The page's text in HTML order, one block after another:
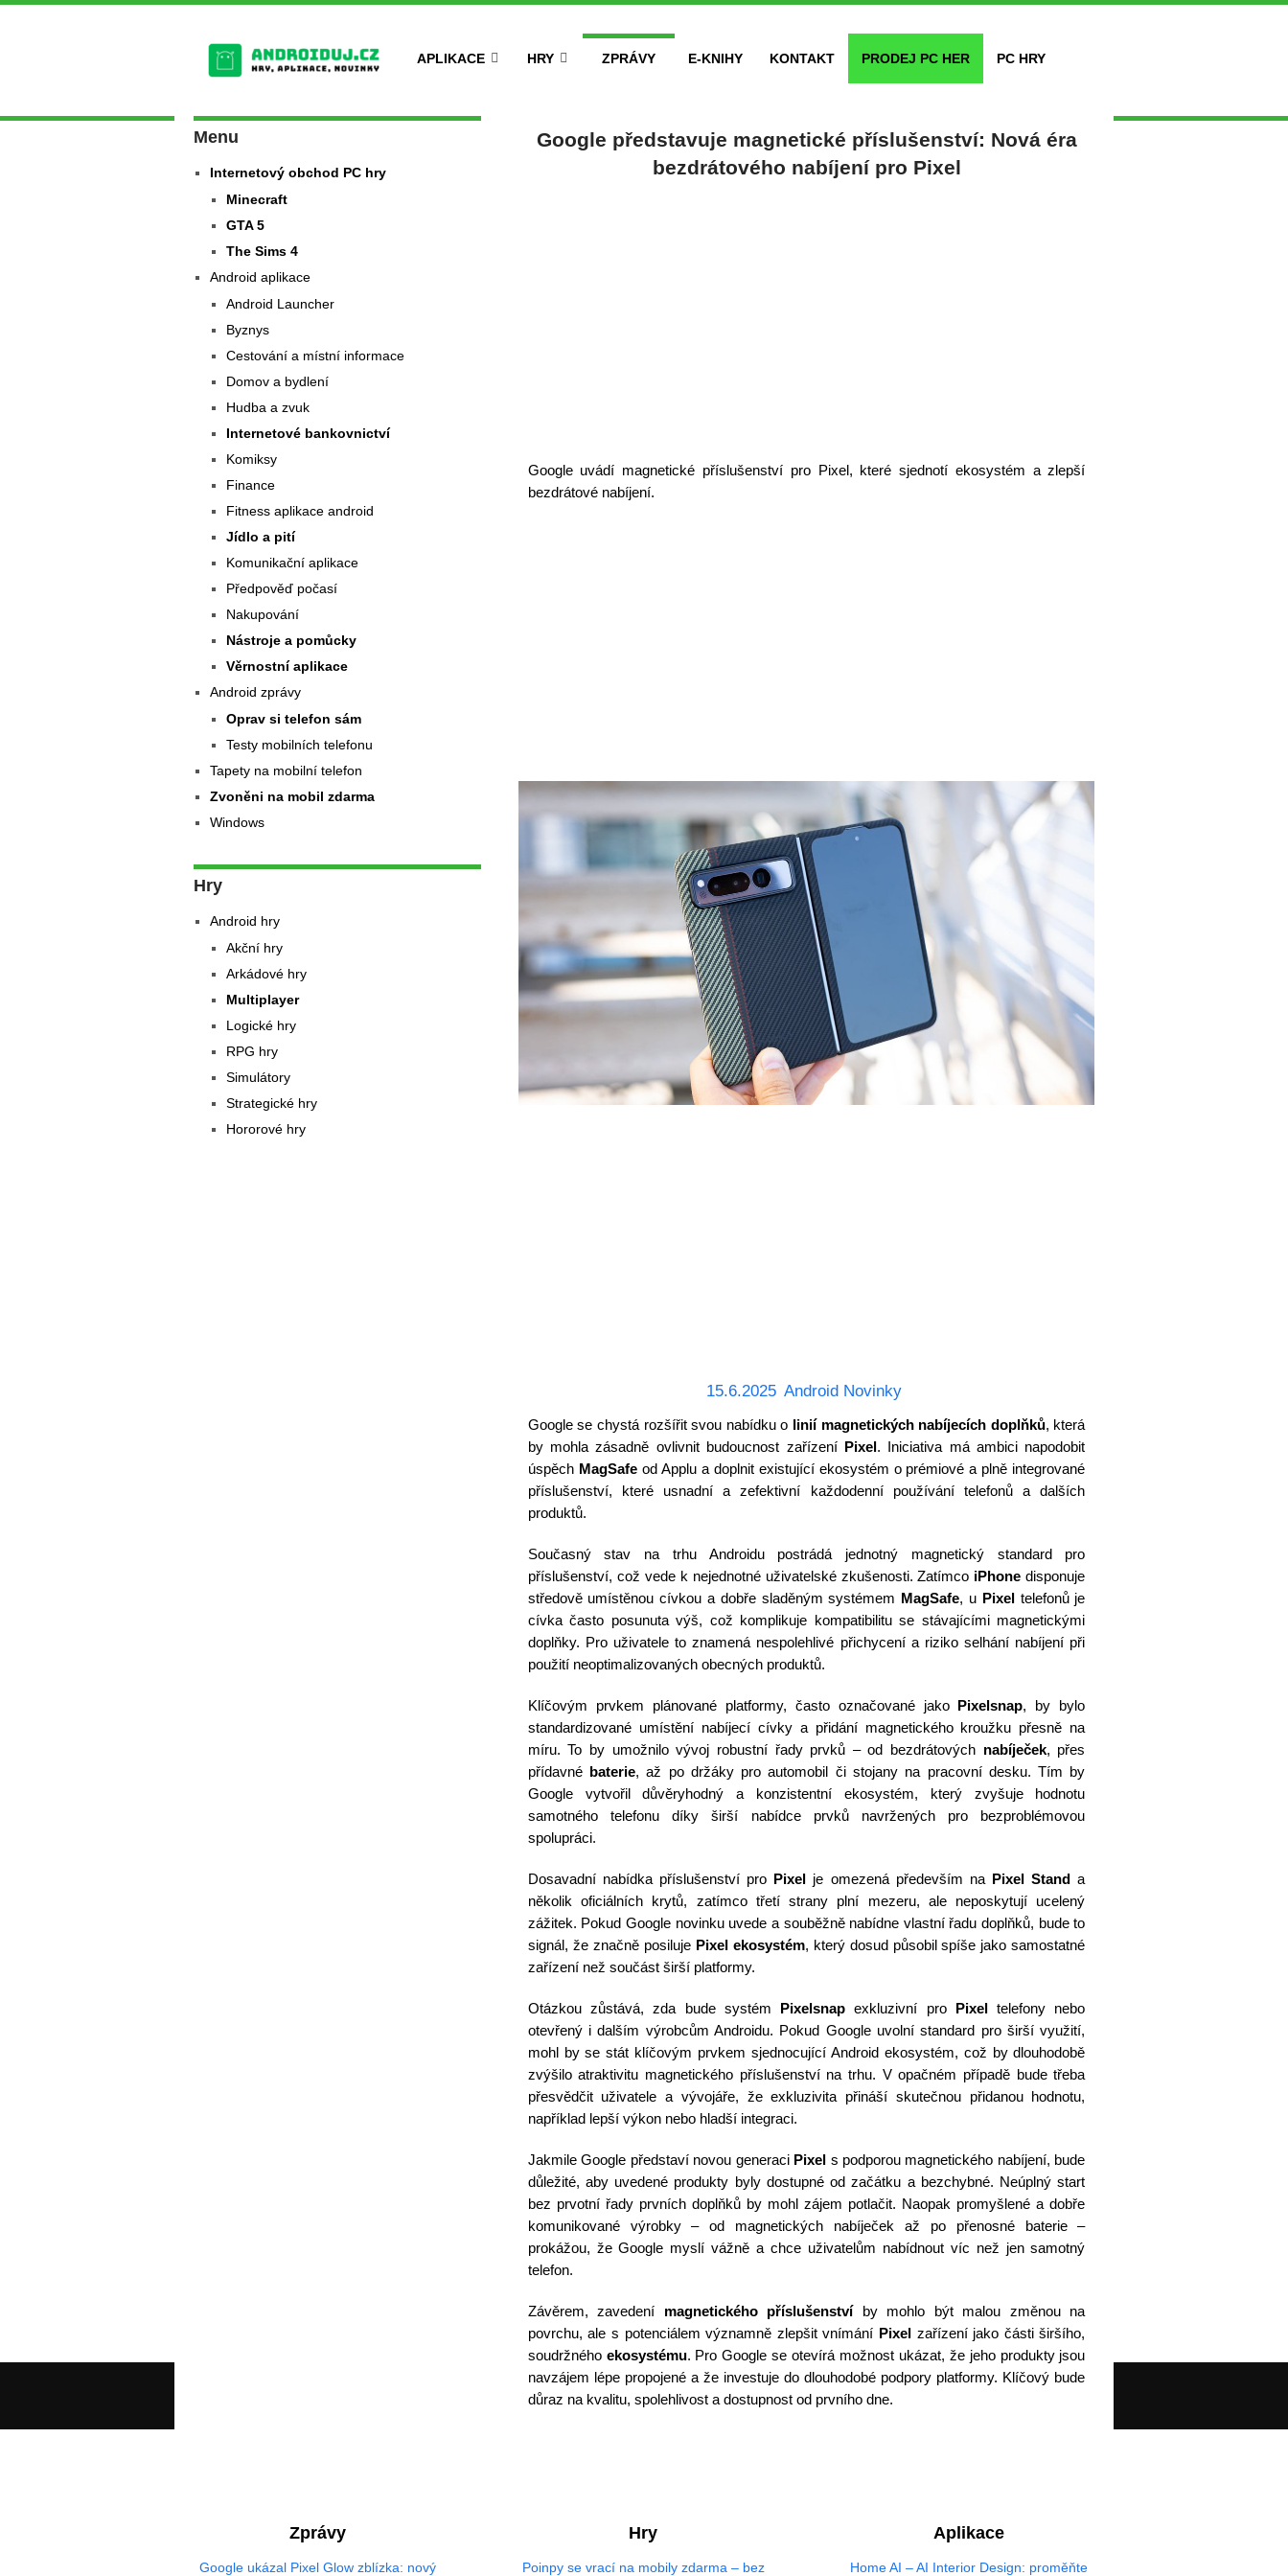
APLIKACE HRY ZPRÁVY E-KNIHY KONTAKT PRODEJ PC HER PC HRY
Google představuje magnetické příslušenství: Nová éra
bezdrátového nabíjení pro Pixel
Google uvádí magnetické příslušenství pro Pixel, které sjednotí ekosystém a zlepší
bezdrátové nabíjení.
15.6.2025 Android Novinky
Google se chystá rozšířit svou nabídku o linií magnetických nabíjecích doplňků, která
by mohla zásadně ovlivnit budoucnost zařízení Pixel. Iniciativa má ambici napodobit
úspěch MagSafeod Applu a doplnit existující ekosystém o prémiové a plně integrované
příslušenství, které usnadní a zefektivní každodenní používání telefonů a dalších
produktů.
Současný stav na trhu Androidu postrádá jednotný magnetický standard pro
příslušenství, což vede k nejednotné uživatelské zkušenosti. Zatímco iPhone disponuje
středově umístěnou cívkou a dobře sladěným systémem MagSafe, u Pixeltelefonů je
cívka často posunuta výš, což komplikuje kompatibilitu se stávajícími magnetickými
doplňky. Pro uživatele to znamená nespolehlivé přichycení a riziko selhání nabíjení při
použití neoptimalizovaných obecných produktů.
Klíčovým prvkem plánované platformy, často označované jako Pixelsnap, by bylo
standardizované umístění nabíjecí cívky a přidání magnetického kroužku přesně na
míru. To by umožnilo vývoj robustní řady prvků – od bezdrátových nabíječek, přes
přídavné baterie, až po držáky pro automobil či stojany na pracovní desku. Tím by
Google vytvořil důvěryhodný a konzistentní ekosystém, který zvyšuje hodnotu
samotného telefonu díky širší nabídce prvků navržených pro bezproblémovou
spolupráci.
Dosavadní nabídka příslušenství pro Pixel je omezená především na Pixel Stand a
několik oficiálních krytů, zatímco třetí strany plní mezeru, ale neposkytují ucelený
zážitek. Pokud Google novinku uvede a souběžně nabídne vlastní řadu doplňků, bude to
signál, že značně posiluje Pixel ekosystém, který dosud působil spíše jako samostatné
zařízení než součást širší platformy.
Otázkou zůstává, zda bude systém Pixelsnap exkluzivní pro Pixeltelefony nebo
otevřený i dalším výrobcům Androidu. Pokud Google uvolní standard pro širší využití,
mohl by se stát klíčovým prvkem sjednocující Android ekosystém, což by dlouhodobě
zvýšilo atraktivitu magnetického příslušenství na trhu. V opačném případě bude třeba
přesvědčit uživatele a vývojáře, že exkluzivita přináší skutečnou přidanou hodnotu,
například lepší výkon nebo hladší integraci.
Jakmile Google představí novou generaci Pixel s podporou magnetického nabíjení, bude
důležité, aby uvedené produkty byly dostupné od začátku a bezchybné. Neúplný start
bez prvotní řady prvních doplňků by mohl zájem potlačit. Naopak promyšlené a dobře
komunikované výrobky – od magnetických nabíječek až po přenosné baterie –
prokážou, že Google myslí vážně a chce uživatelům nabídnout víc než jen samotný
telefon.
Závěrem, zavedení magnetického příslušenstvíby mohlo být malou změnou na
povrchu, ale s potenciálem významně zlepšit vnímání Pixelzařízení jako části širšího,
soudržného ekosystému. Pro Google se otevírá možnost ukázat, že jeho produkty jsou
navzájem lépe propojené a že investuje do dlouhodobé podpory platformy. Klíčový bude
důraz na kvalitu, spolehlivost a dostupnost od prvního dne.
Menu
Internetový obchod PC hry
Minecraft
GTA 5
The Sims 4
Android aplikace
Android Launcher
Byznys
Cestování a místní informace
Domov a bydlení
Hudba a zvuk
Internetové bankovnictví
Komiksy
Finance
Fitness aplikace android
Jídlo a pití
Komunikační aplikace
Předpověď počasí
Nakupování
Nástroje a pomůcky
Věrnostní aplikace
Android zprávy
Oprav si telefon sám
Testy mobilních telefonu
Tapety na mobilní telefon
Zvoněni na mobil zdarma
Windows
Hry
Android hry
Akční hry
Arkádové hry
Multiplayer
Logické hry
RPG hry
Simulátory
Strategické hry
Hororové hry
Zprávy
Google ukázal Pixel Glow zblízka: nový
Hry
Poinpy se vrací na mobily zdarma – bez
Aplikace
Home AI – AI Interior Design: proměňte